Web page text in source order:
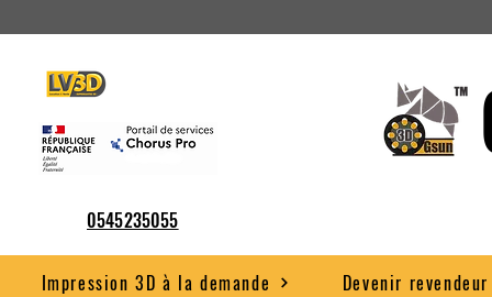
0545235055
Impression 3D à la demande Devenir revendeur